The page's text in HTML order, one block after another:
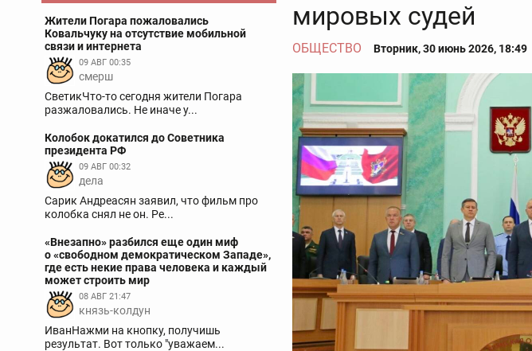
Жители Погара пожаловались
Ковальчуку на отсутствие мобильной
связи и интернета
09 АВГ 00:35
смерш
СветикЧто-то сегодня жители Погара
разжаловались. Не иначе у...
Колобок докатился до Советника
президента РФ
09 АВГ 00:32
дела
Сарик Андреасян заявил, что фильм про
колобка снял не он. Ре...
«Внезапно» разбился еще один миф
о «свободном демократическом Западе»,
где есть некие права человека и каждый
может строить мир
08 АВГ 21:47
князь-колдун
ИванНажми на кнопку, получишь
результат. Вот только "уважаем...
мировых судей
ОБЩЕСТВО Вторник, 30 июнь 2026, 18:49